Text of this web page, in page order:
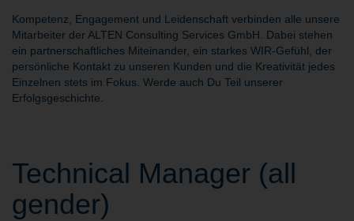
Kompetenz, Engagement und Leidenschaft verbinden alle unsere
Mitarbeiter der ALTEN Consulting Services GmbH. Dabei stehen
ein partnerschaftliches Miteinander, ein starkes WIR-Gefühl, der
persönliche Kontakt zu unseren Kunden und die Kreativität jedes
Einzelnen stets im Fokus. Werde auch Du Teil unserer
Erfolgsgeschichte.
Technical Manager (all
gender)